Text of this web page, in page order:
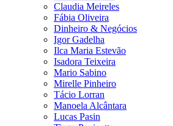
Claudia Meireles
Fábia Oliveira
Dinheiro & Negócios
Igor Gadelha
Ilca Maria Estevão
Isadora Teixeira
Mario Sabino
Mirelle Pinheiro
Tácio Lorran
Manoela Alcântara
Lucas Pasin